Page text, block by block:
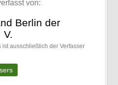
von:
Berlin der
V.
ist ausschließlich der Verfasser